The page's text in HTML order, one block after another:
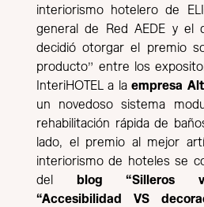
interiorismo hotelero de
general de Red AEDE y el
decidió otorgar el premio
producto” entre los
InteriHOTEL a laempresa
un novedoso sistema
rehabilitación rápida de
lado, el premio al mejor
interiorismo de hoteles se
del
blog “Silleros
“Accesibilidad VS